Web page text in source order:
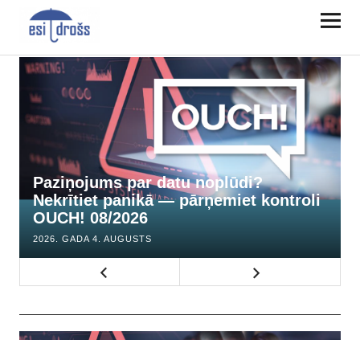
Paziņojums par datu noplūdi?
Nekrītiet panikā — pārņemiet kontroli
OUCH! 08/2026
2026. GADA 4. AUGUSTS